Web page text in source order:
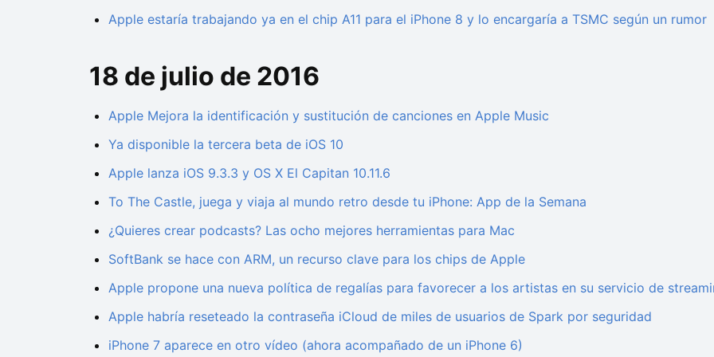
Apple estaría trabajando ya en el chip A11 para el iPhone 8 y lo encargaría a TSMC según un rumor
18 de julio de 2016
Apple Mejora la identificación y sustitución de canciones en Apple Music
Ya disponible la tercera beta de iOS 10
Apple lanza iOS 9.3.3 y OS X El Capitan 10.11.6
To The Castle, juega y viaja al mundo retro desde tu iPhone: App de la Semana
¿Quieres crear podcasts? Las ocho mejores herramientas para Mac
SoftBank se hace con ARM, un recurso clave para los chips de Apple
Apple propone una nueva política de regalías para favorecer a los artistas en su servicio de
Apple habría reseteado la contraseña iCloud de miles de usuarios de Spark por seguridad
iPhone 7 aparece en otro vídeo (ahora acompañado de un iPhone 6)